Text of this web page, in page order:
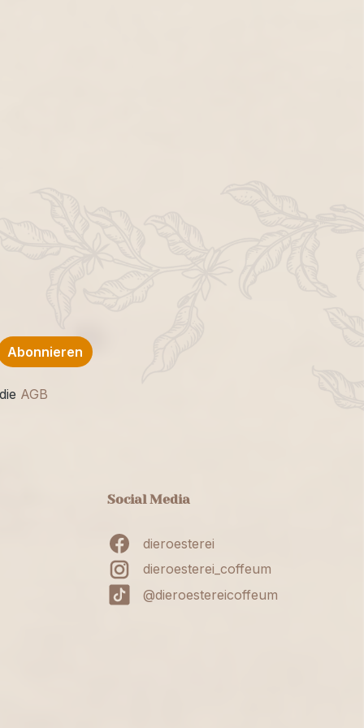
Abonnieren
AGB
Social Media
dieroesterei
dieroesterei_coffeum
@dieroestereicoffeum